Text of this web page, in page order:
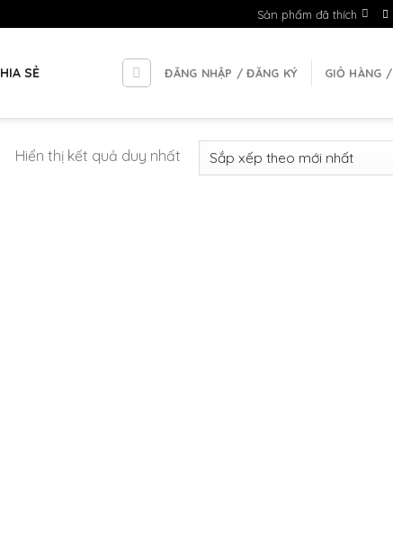
Sản phẩm đã thích
SẺ ĐĂNG NHẬP / ĐĂNG KÝ GIỎ HÀNG /
Hiển thị kết quả duy nhất